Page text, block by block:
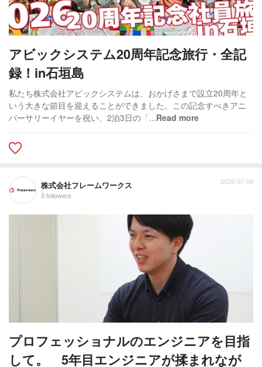
アビックシステム20周年記念旅行・全記
録！in石垣島
私たち株式会社アビックシステムは、おかげさまで設立20周年と
いう大きな節目を迎えることができました。この記念すべきアニ
バーサリーイヤーを祝い、2泊3日の「...Read more
株式会社フレームワークス
3 followers
2026-07-09
プロフェッショナルのエンジニアを目指
して。 5年目エンジニアが揉まれなが